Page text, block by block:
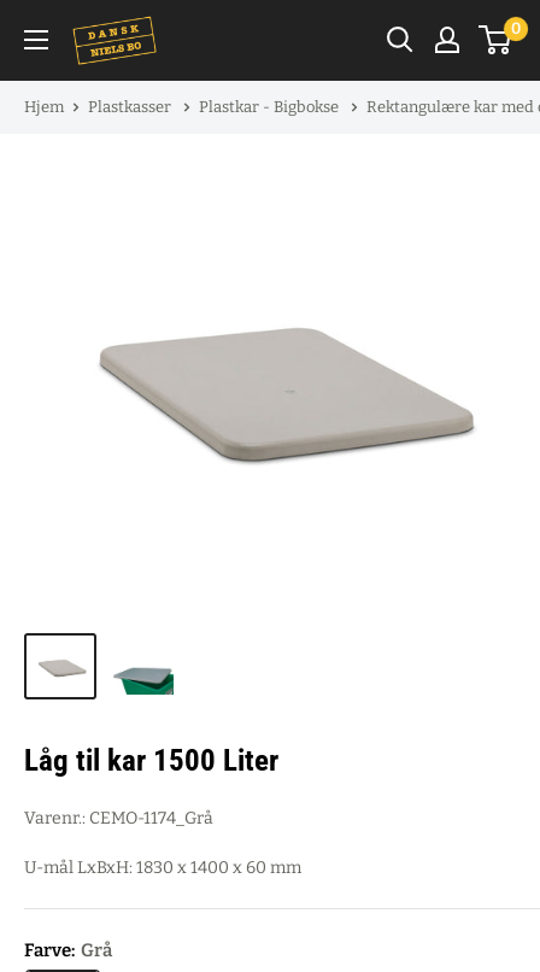
indhold
0
Hjem Plastkasser Plastkar - Bigbokse Rektangulære kar med
Låg til kar 1500 Liter
Varenr.: CEMO-1174_Grå
U-mål LxBxH: 1830 x 1400 x 60 mm
Farve: Grå